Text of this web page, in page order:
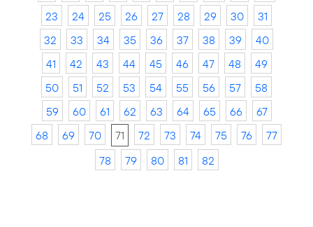
23
24 25 26 27 28 29 30
31
32
33 34 35 36 37 38 39
40
41
42 43 44 45 46 47 48
49
50
51 52 53 54 55 56 57
58
59
60 61 62 63 64 65 66
67
68
69 70 71 72 73 74 75 76
77
78
79 80 81 82